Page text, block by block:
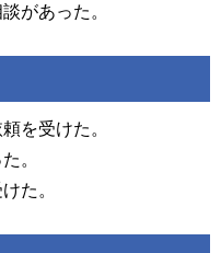
があった。
を受けた。
。
た。